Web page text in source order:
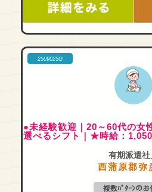
2509025G
●未経験歓迎｜20～60代の女
選べるシフト｜★時給：
有期派遣社
西蒲原郡弥
複数ﾊﾟﾀｰﾝのお